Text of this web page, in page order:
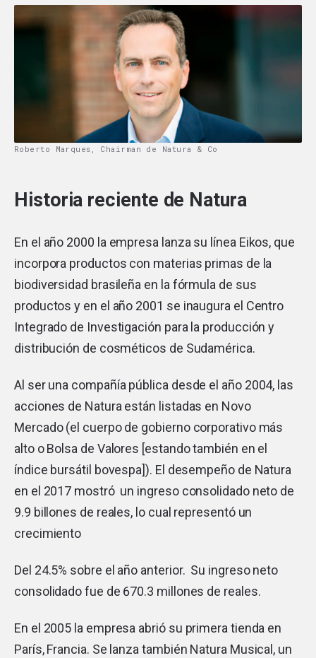
Roberto Marques, Chairman de Natura & Co
Historia reciente de Natura
En el año 2000 la empresa lanza su línea Eikos, que
incorpora productos con materias primas de la
biodiversidad brasileña en la fórmula de sus
productos y en el año 2001 se inaugura el Centro
Integrado de Investigación para la producción y
distribución de cosméticos de Sudamérica.
Al ser una compañía pública desde el año 2004, las
acciones de Natura están listadas en Novo
Mercado (el cuerpo de gobierno corporativo más
alto o Bolsa de Valores [estando también en el
índice bursátil bovespa]). El desempeño de Natura
en el 2017 mostró un ingreso consolidado neto de
9.9 billones de reales, lo cual representó un
crecimiento
Del 24.5% sobre el año anterior. Su ingreso neto
consolidado fue de 670.3 millones de reales.
En el 2005 la empresa abrió su primera tienda en
París, Francia. Se lanza también Natura Musical, un